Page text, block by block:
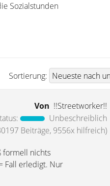
Sozialstunden
Sortierung:
Von !!Streetworker!!
Unbeschreiblich
Beiträge, 9556x hilfreich)
formell nichts
Fall erledigt. Nur